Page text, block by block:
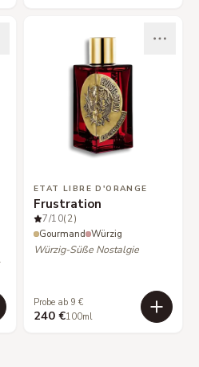
ETAT LIBRE D'ORANGE
Frustration
7/10(2)
Gourmand Würzig
Würzig-Süße Nostalgie
Probe ab 9 €
240 €100ml